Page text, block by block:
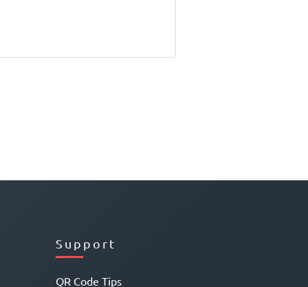
Support
QR Code Tips